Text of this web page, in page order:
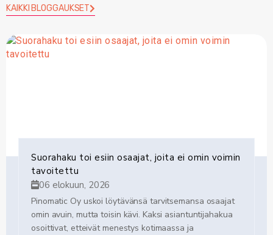
KAIKKI BLOGGAUKSET
Suorahaku toi esiin osaajat, joita ei omin voimin
tavoitettu
06 elokuun, 2026
Pinomatic Oy uskoi löytävänsä tarvitsemansa osaajat
omin avuin, mutta toisin kävi. Kaksi asiantuntijahakua
osoittivat, etteivät menestys kotimaassa ja